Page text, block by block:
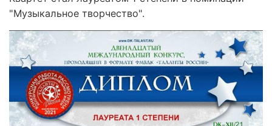
"Музыкальное творчество".